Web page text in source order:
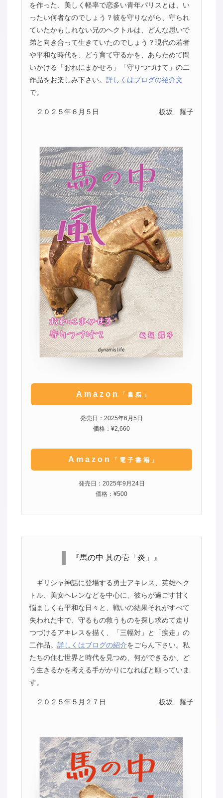
を作った、美しく軽率で恋多い青年パリスとは、い
ったい何者なのでしょう？彼を守りながら、守られ
ていたかもしれない兄のヘクトルは、どんな思いで
弟と向き合って生きていたのでしょう？現代の若者
や平和な時代を、どう育て守るかを、あらためて問
いかける「おれにまかせろ」「守りつづけて」の二
作品をお楽しみ下さい。 詳しくはブログの紹介文
で。
２０２５年６月５日 板坂 耀子
Amazon 「書籍」
発売日：2025年6月5日
価格：¥2,660
Amazon 「電子書籍」
発売日：2025年9月24日
価格：¥500
『馬の中 其の壱「炎」』
ギリシャ神話に登場する勇士アキレス、英雄ヘク
トル、美女ヘレンなどを中心に、彼らが過ごす甘く
悩ましくも平和な日々と、戦いの結果それがすべて
失われた中で、守るもの救うものを探し求めて走り
つづけるアキレスを描く、「三幅対」と「疾走」の
二作品。 詳しくはブログの紹介をごらん下さい。私
たちの住む世界と時代を見つめ、何ができるか、ど
う生きるかを考える手がかりになればと願っていま
す。
２０２５年５月２７日 板坂 耀子